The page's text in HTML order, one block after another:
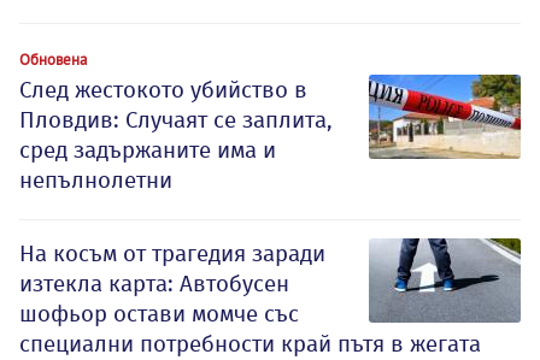
Обновена
След жестокото убийство в
Пловдив: Случаят се заплита,
сред задържаните има и
непълнолетни
На косъм от трагедия заради
изтекла карта: Автобусен
шофьор остави момче със
специални потребности край пътя в жегата